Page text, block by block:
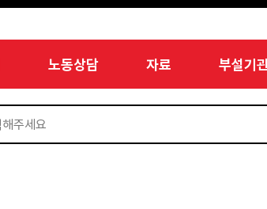
노동상담 자료 부설기